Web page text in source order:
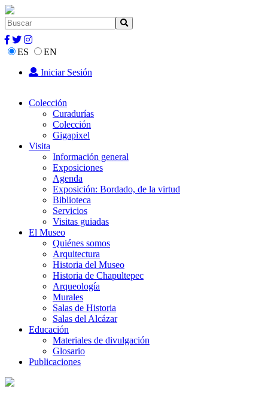
ES
EN
Iniciar Sesión
Colección
Curadurías
Colección
Gigapixel
Visita
Información general
Exposiciones
Agenda
Exposición: Bordado, de la virtud
Biblioteca
Servicios
Visitas guiadas
El Museo
Quiénes somos
Arquitectura
Historia del Museo
Historia de Chapultepec
Arqueología
Murales
Salas de Historia
Salas del Alcázar
Educación
Materiales de divulgación
Glosario
Publicaciones